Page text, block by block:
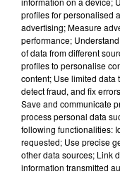
profiles for personalised
advertising; Measure
performance;
of data from different
profiles to personalise
content; Use limited data
detect fraud, and fix
Save and communicate
process personal data
following functionalities:
requested; Use precise
other data sources; Link
information transmitted